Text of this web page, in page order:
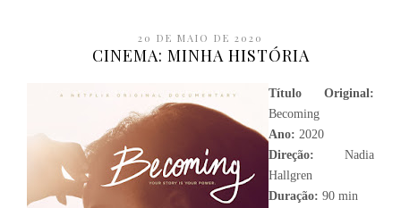
20 DE MAIO DE 2020
CINEMA: MINHA HISTÓRIA
Título Original:
Becoming
Ano: 2020
Direção: Nadia
Hallgren
Duração: 90 min